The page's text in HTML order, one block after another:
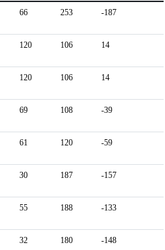
66 253 -187
120 106 14
120 106 14
69 108 -39
61 120 -59
30 187 -157
55 188 -133
32 180 -148